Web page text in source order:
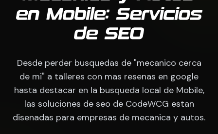
en Mobile: Servicios
de SEO
Desde perder busquedas de "mecanico cerca
de mi" a talleres con mas resenas en google
hasta destacar en la busqueda local de Mobile,
las soluciones de seo de CodeWCG estan
disenadas para empresas de mecanica y autos.